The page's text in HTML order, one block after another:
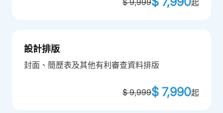
$ 9,999 起
設計排版
封面、簡歷表及其他有利審查資料排版
$ 9,999$ 7,990起